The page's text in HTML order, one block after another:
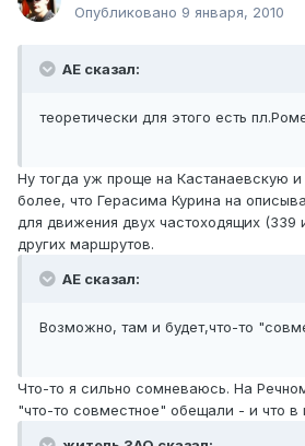
Опубликовано 9 января, 2010
АЕ сказал:
теоретически для этого есть
Ну тогда уж проще на Кастанаевскую
более, что Герасима Курина на
для движения двух частоходящих (339
других маршрутов.
АЕ сказал:
Возможно, там и будет,что-то
Что-то я сильно сомневаюсь. На
"что-то совместное" обещали - и что в